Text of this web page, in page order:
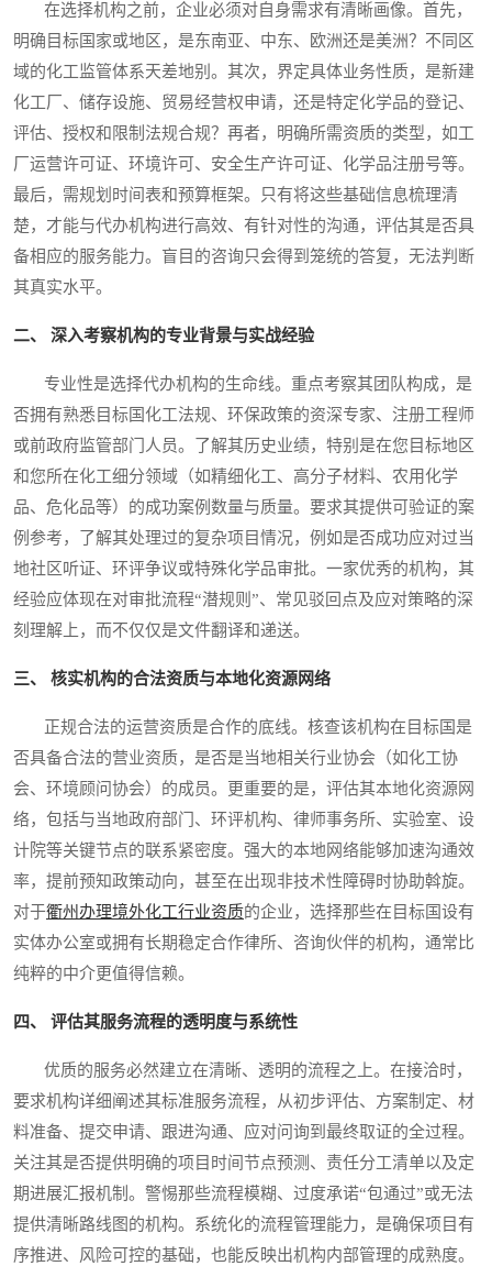
在选择机构之前，企业必须对自身需求有清晰画像。首先，
明确目标国家或地区，是东南亚、中东、欧洲还是美洲？不同区
域的化工监管体系天差地别。其次，界定具体业务性质，是新建
化工厂、储存设施、贸易经营权申请，还是特定化学品的登记、
评估、授权和限制法规合规？再者，明确所需资质的类型，如工
厂运营许可证、环境许可、安全生产许可证、化学品注册号等。
最后，需规划时间表和预算框架。只有将这些基础信息梳理清
楚，才能与代办机构进行高效、有针对性的沟通，评估其是否具
备相应的服务能力。盲目的咨询只会得到笼统的答复，无法判断
其真实水平。
二、 深入考察机构的专业背景与实战经验
专业性是选择代办机构的生命线。重点考察其团队构成，是
否拥有熟悉目标国化工法规、环保政策的资深专家、注册工程师
或前政府监管部门人员。了解其历史业绩，特别是在您目标地区
和您所在化工细分领域（如精细化工、高分子材料、农用化学
品、危化品等）的成功案例数量与质量。要求其提供可验证的案
例参考，了解其处理过的复杂项目情况，例如是否成功应对过当
地社区听证、环评争议或特殊化学品审批。一家优秀的机构，其
经验应体现在对审批流程“潜规则”、常见驳回点及应对策略的深
刻理解上，而不仅仅是文件翻译和递送。
三、 核实机构的合法资质与本地化资源网络
正规合法的运营资质是合作的底线。核查该机构在目标国是
否具备合法的营业资质，是否是当地相关行业协会（如化工协
会、环境顾问协会）的成员。更重要的是，评估其本地化资源网
络，包括与当地政府部门、环评机构、律师事务所、实验室、设
计院等关键节点的联系紧密度。强大的本地网络能够加速沟通效
率，提前预知政策动向，甚至在出现非技术性障碍时协助斡旋。
对于衢州办理境外化工行业资质的企业，选择那些在目标国设有
实体办公室或拥有长期稳定合作律所、咨询伙伴的机构，通常比
纯粹的中介更值得信赖。
四、 评估其服务流程的透明度与系统性
优质的服务必然建立在清晰、透明的流程之上。在接洽时，
要求机构详细阐述其标准服务流程，从初步评估、方案制定、材
料准备、提交申请、跟进沟通、应对问询到最终取证的全过程。
关注其是否提供明确的项目时间节点预测、责任分工清单以及定
期进展汇报机制。警惕那些流程模糊、过度承诺“包通过”或无法
提供清晰路线图的机构。系统化的流程管理能力，是确保项目有
序推进、风险可控的基础，也能反映出机构内部管理的成熟度。